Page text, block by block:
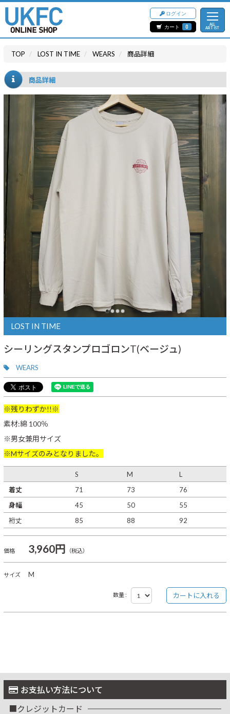
ログイン
カート
0
ALL
ARTIST
TOP LOST IN TIME WEARS 商品詳細
商品詳細
LOST IN TIME
シーリングスタンプロゴロンT(ベージュ)
WEARS
※残りわずか!!※
素材:綿 100％
※男女兼用サイズ
※Mサイズのみとなりました。
S M
L
着丈
71 73
76
身幅
45 50
55
裄丈
85 88 92
価格 3,960円 （税込）
サイズ M
数量 :
お支払い方法について
クレジットカード